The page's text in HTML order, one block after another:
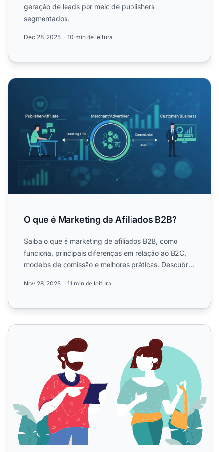
geração de leads por meio de publishers
segmentados.
Dec 28, 2025 10 min de leitura
O que é Marketing de Afiliados B2B?
O que é Marketing de Afiliados B2B?
Saiba o que é marketing de afiliados B2B, como
funciona, principais diferenças em relação ao B2C,
modelos de comissão e melhores práticas. Descubra
Nov 28, 2025 11 min de leitura
Como Usar o Afiliados B2B para Impulsionar a Geração